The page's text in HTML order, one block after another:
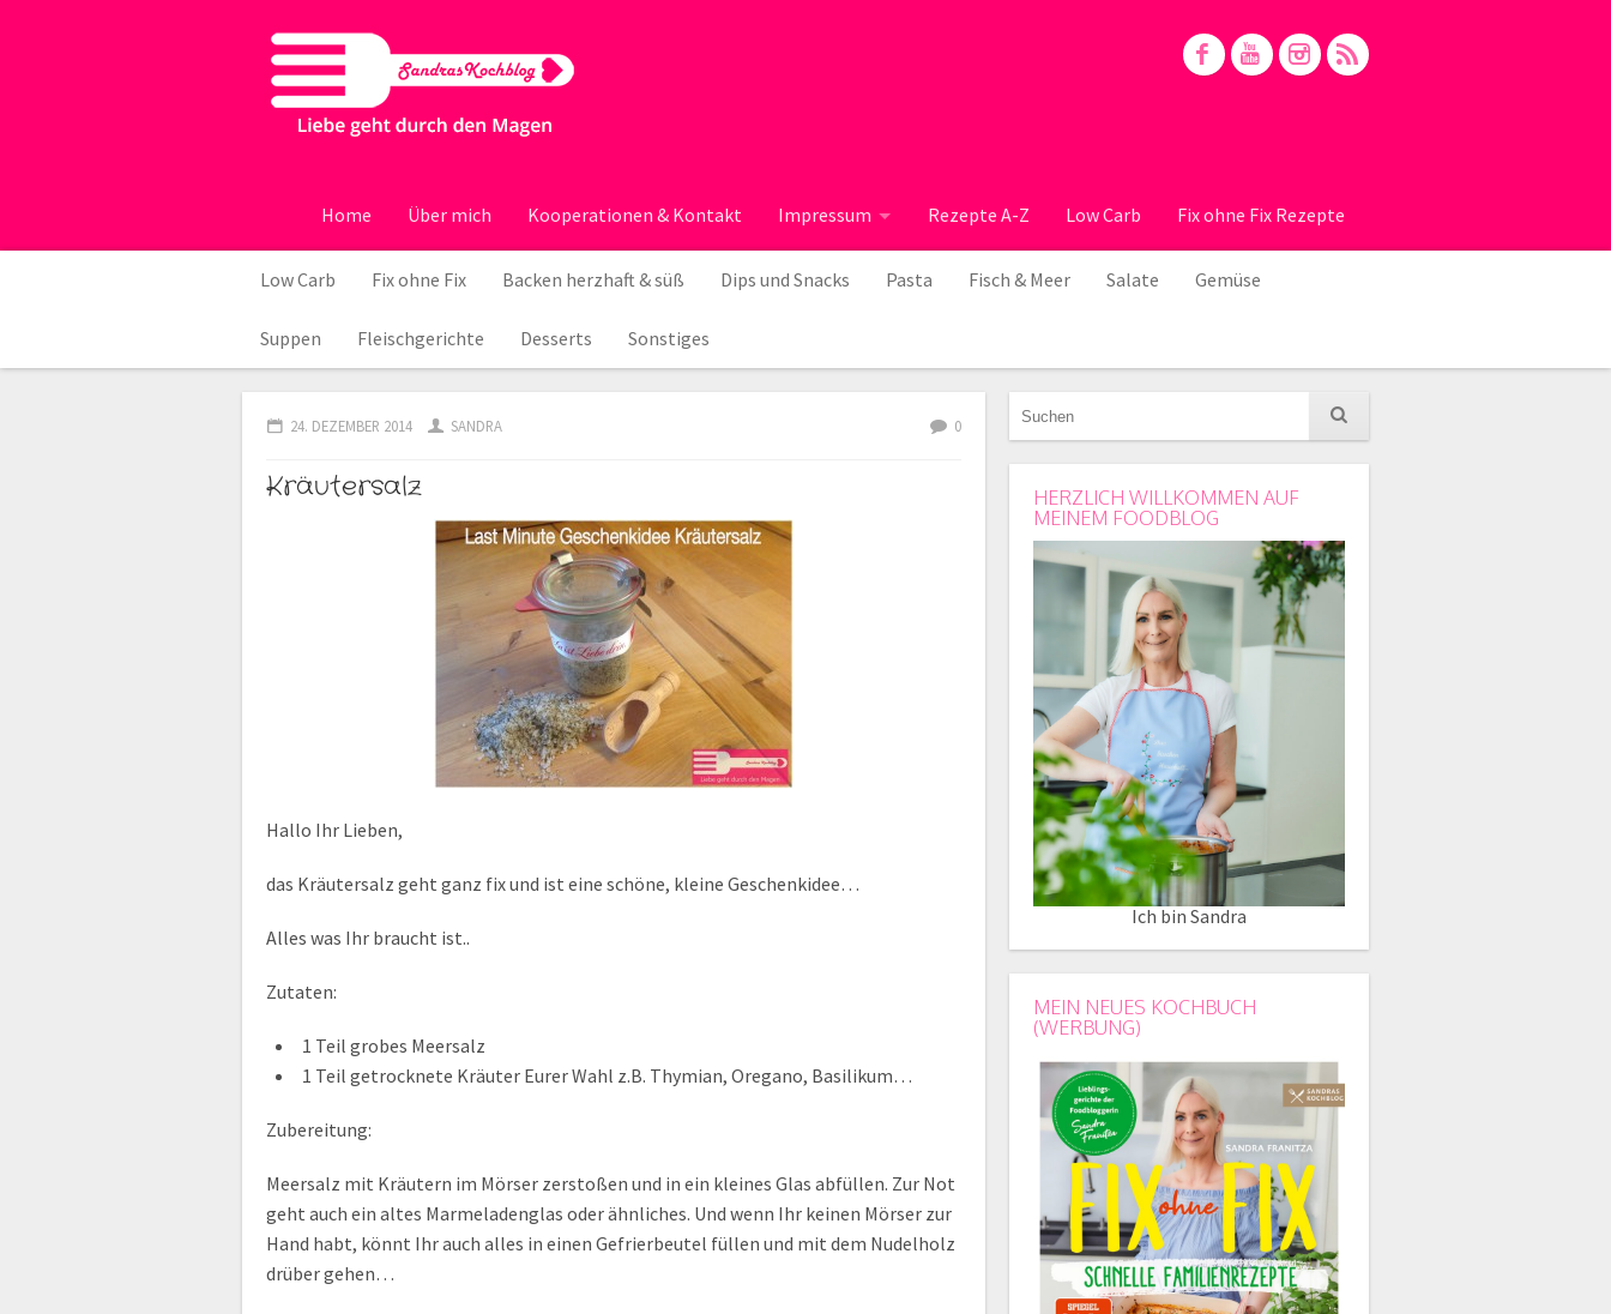
Home Über mich Kooperationen & Kontakt Impressum Rezepte A-Z Low Carb Fix ohne Fix Rezepte
Low Carb Fix ohne Fix Backen herzhaft & süß Dips und Snacks Pasta Fisch & Meer Salate Gemüse
Suppen Fleischgerichte Desserts Sonstiges
24. DEZEMBER 2014 SANDRA 0
Kräutersalz
Hallo Ihr Lieben,
das Kräutersalz geht ganz fix und ist eine schöne, kleine Geschenkidee…
Alles was Ihr braucht ist..
Zutaten:
1 Teil grobes Meersalz
1 Teil getrocknete Kräuter Eurer Wahl z.B. Thymian, Oregano, Basilikum…
Zubereitung:
Meersalz mit Kräutern im Mörser zerstoßen und in ein kleines Glas abfüllen. Zur Not
geht auch ein altes Marmeladenglas oder ähnliches. Und wenn Ihr keinen Mörser zur
Hand habt, könnt Ihr auch alles in einen Gefrierbeutel füllen und mit dem Nudelholz
drüber gehen…
HERZLICH WILLKOMMEN AUF
MEINEM FOODBLOG
Ich bin Sandra
MEIN NEUES KOCHBUCH
(WERBUNG)